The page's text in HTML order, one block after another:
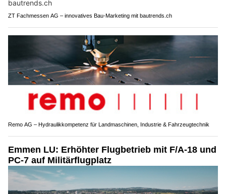
ZT Fachmessen AG – innovatives Bau-Marketing mit bautrends.ch
Remo AG – Hydraulikkompetenz für Landmaschinen, Industrie & Fahrzeugtechnik
Emmen LU: Erhöhter Flugbetrieb mit F/A-18 und
PC-7 auf Militärflugplatz